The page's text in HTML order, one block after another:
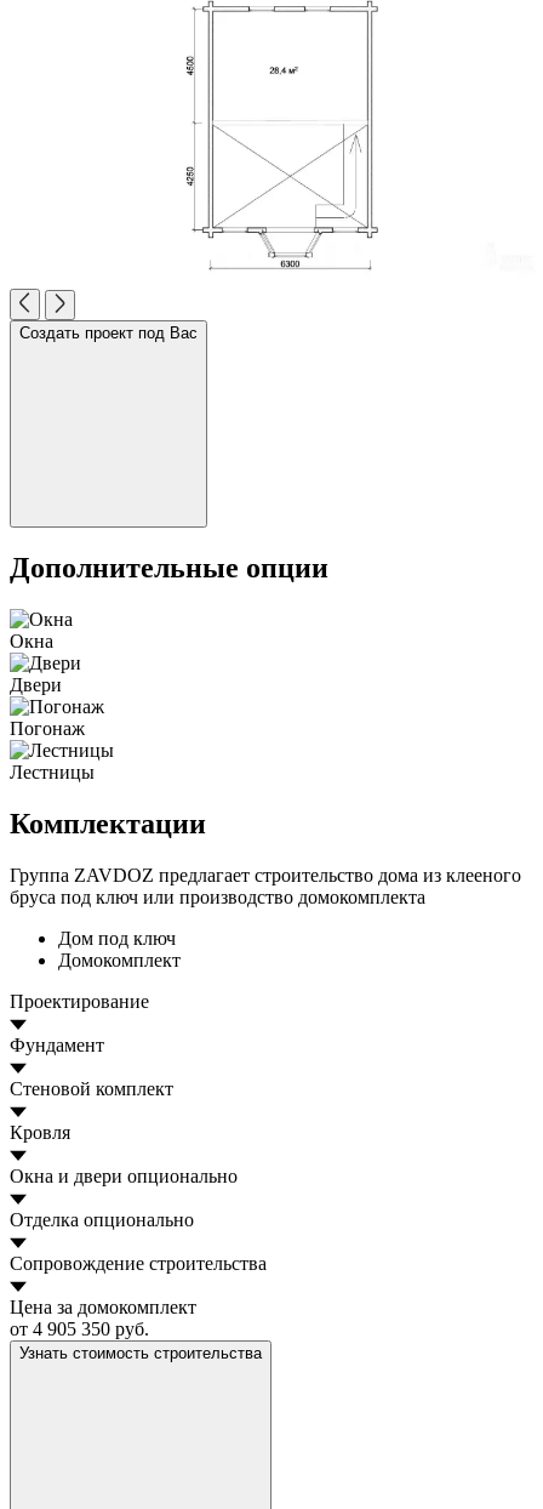
Создать проект под Вас
Дополнительные опции
Окна
Двери
Погонаж
Лестницы
Комплектации
Группа ZAVDOZ предлагает строительство дома из клееного
бруса под ключ или производство домокомплекта
Дом под ключ
Домокомплект
Проектирование
Фундамент
Стеновой комплект
Кровля
Окна и двери опционально
Отделка опционально
Сопровождение строительства
Цена за домокомплект
от 4 905 350 руб.
Узнать стоимость строительства